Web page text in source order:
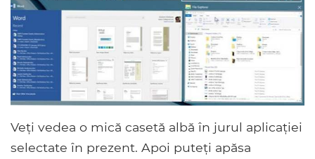
Veți vedea o mică casetă albă în jurul aplicației
selectate în prezent. Apoi puteți apăsa